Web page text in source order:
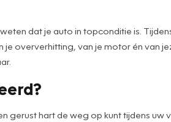
dat je auto in topconditie is.
oververhitting, van je motor én van
hart de weg op kunt tijdens uw